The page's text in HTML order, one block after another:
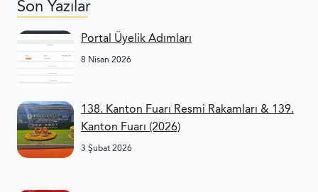
Son Yazılar
Portal Üyelik Adımları
8 Nisan 2026
138. Kanton Fuarı Resmi Rakamları & 139.
Kanton Fuarı (2026)
3 Şubat 2026